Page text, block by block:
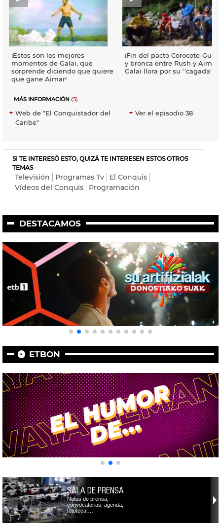
¡Estos son los mejores
momentos de Galai, que
sorprende diciendo que quiere
que gane Aimar!
¡Fin del pacto Corocote-
y bronca entre Rush y Aimar!
Galai llora por su ''cagada''
MÁS INFORMACIÓN (5)
Web de "El Conquistador del
Caribe"
Ver el episodio 38
SI TE INTERESÓ ESTO, QUIZÁ TE INTERESEN ESTOS OTROS
TEMAS
Televisión Programas Tv
El Conquis
Vídeos del Conquis
Programación
DESTACAMOS
ETBON
SALA DE PRENSA
Notas de prensa,
convocatorias, agenda,
fototeca,…